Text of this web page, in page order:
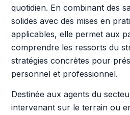
quotidien. En combinant des
solides avec des mises en
applicables, elle permet aux
comprendre les ressorts du
stratégies concrètes pour
personnel et professionnel.
Destinée aux agents du
intervenant sur le terrain ou